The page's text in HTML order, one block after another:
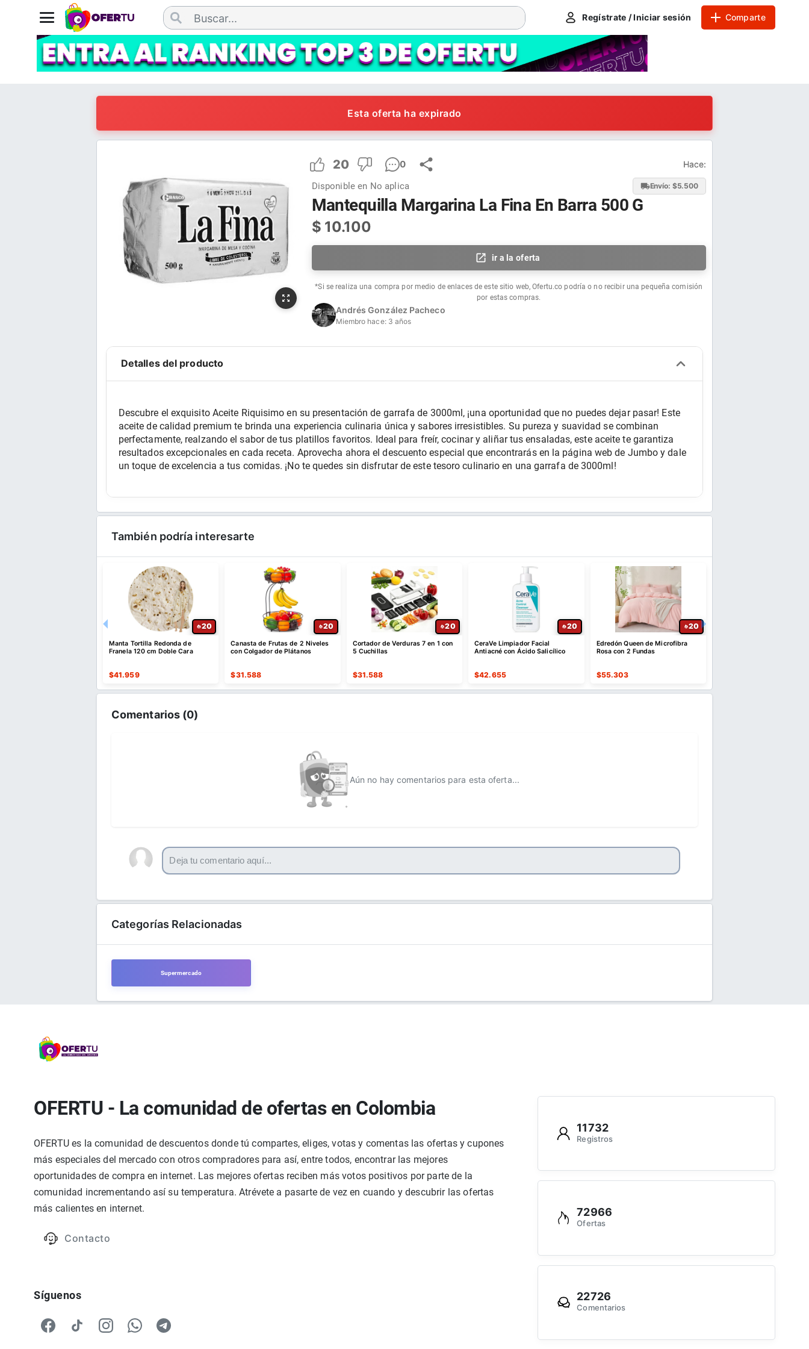
Regístrate / Iniciar sesión Comparte
Esta oferta ha expirado
20 0 Hace:
Disponible en No aplica Envío: $5.500
Mantequilla Margarina La Fina En Barra 500 G
$ 10.100
ir a la oferta
*Si se realiza una compra por medio de enlaces de este sitio web, Ofertu.co podría o no recibir una pequeña comisión
por estas compras.
Andrés González Pacheco
Miembro hace: 3 años
Detalles del producto
Descubre el exquisito Aceite Riquisimo en su presentación de garrafa de 3000ml, ¡una oportunidad que no puedes dejar pasar! Este
aceite de calidad premium te brinda una experiencia culinaria única y sabores irresistibles. Su pureza y suavidad se combinan
perfectamente, realzando el sabor de tus platillos favoritos. Ideal para freír, cocinar y aliñar tus ensaladas, este aceite te garantiza
resultados excepcionales en cada receta. Aprovecha ahora el descuento especial que encontrarás en la página web de Jumbo y dale
un toque de excelencia a tus comidas. ¡No te quedes sin disfrutar de este tesoro culinario en una garrafa de 3000ml!
También podría interesarte
20
Manta Tortilla Redonda de
Franela 120 cm Doble Cara
$41.959
20
Canasta de Frutas de 2 Niveles
con Colgador de Plátanos
$31.588
20
Cortador de Verduras 7 en 1 con
5 Cuchillas
$31.588
20
CeraVe Limpiador Facial
Antiacné con Ácido Salicílico
$42.655
20
Edredón Queen de Microfibra
Rosa con 2 Fundas
$55.303
Comentarios (0)
Aún no hay comentarios para esta oferta...
Categorías Relacionadas
Supermercado
OFERTU - La comunidad de ofertas en Colombia
OFERTU es la comunidad de descuentos donde tú compartes, eliges, votas y comentas las ofertas y cupones
más especiales del mercado con otros compradores para así, entre todos, encontrar las mejores
oportunidades de compra en internet. Las mejores ofertas reciben más votos positivos por parte de la
comunidad incrementando así su temperatura. Atrévete a pasarte de vez en cuando y descubrir las ofertas
más calientes en internet.
Contacto
Síguenos
11732
Registros
72966
Ofertas
22726
Comentarios